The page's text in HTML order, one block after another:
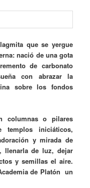
que se yergue
nació de una gota
de carbonato
con abrazar la
sobre los fondos
o pilares
templos iniciáticos,
y mirada de
llenarla de luz, dejar
y semillas el aire.
de Platón un